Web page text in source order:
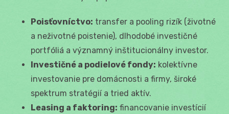
Poisťovníctvo: transfer a pooling rizík (životné
a neživotné poistenie), dlhodobé investičné
portfóliá a významný inštitucionálny investor.
Investičné a podielové fondy: kolektívne
investovanie pre domácnosti a firmy, široké
spektrum stratégií a tried aktív.
Leasing a faktoring: financovanie investícií